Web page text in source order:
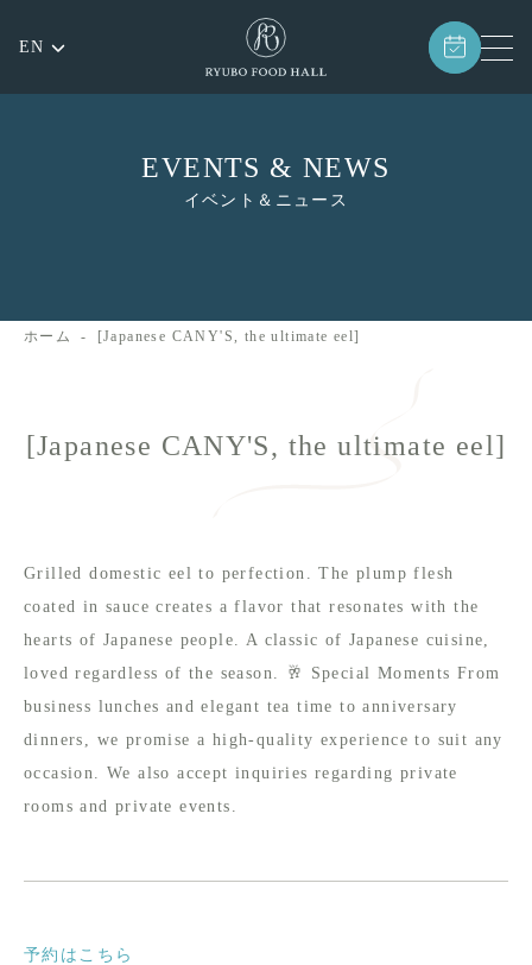
EN
EVENTS & NEWS
イベント＆ニュース
ホーム [Japanese CANY'S, the ultimate eel]
[Japanese CANY'S, the ultimate eel]
Grilled domestic eel to perfection. The plump flesh
coated in sauce creates a flavor that resonates with the
hearts of Japanese people. A classic of Japanese cuisine,
loved regardless of the season. 🥂 Special Moments From
business lunches and elegant tea time to anniversary
dinners, we promise a high-quality experience to suit any
occasion. We also accept inquiries regarding private
rooms and private events.
予約はこちら